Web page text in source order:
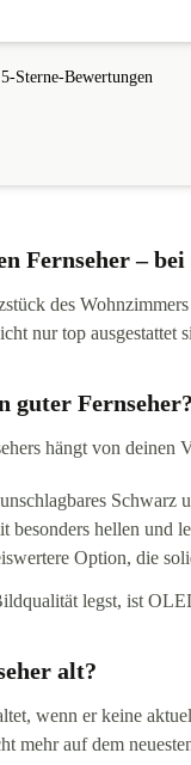
Sterne-Bewertungen
Fernseher –
des
nur top ausgestattet
guter Fernseher?
hängt von
Schwarz
besonders hellen und
Option, die
legst, ist
alt?
wenn er keine
mehr auf dem